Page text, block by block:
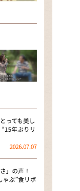
の献立 何
ーズン２
ブ 正義の
～
！
っても美し
年ぶりリ
2026.07.07
」の声！
ゃぶ”食リポ